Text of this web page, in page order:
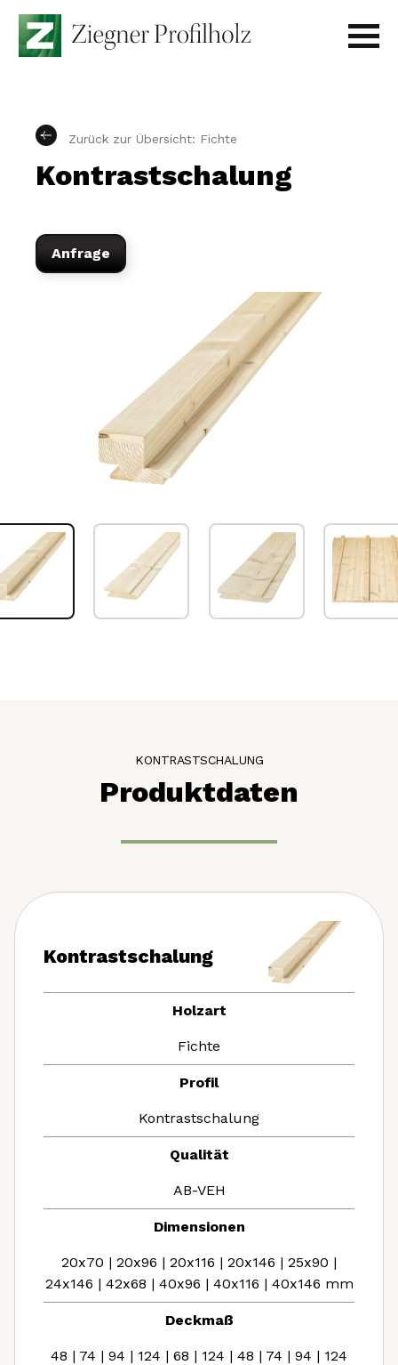
content
Projekte
Unternehmen
Zurück zur Übersicht: Fichte
Kontrastschalung
Anfrage
KONTRASTSCHALUNG
Produktdaten
Kontrastschalung
Holzart
Fichte
Profil
Kontrastschalung
Qualität
AB-VEH
Dimensionen
20x70 | 20x96 | 20x116 | 20x146 | 25x90 |
24x146 | 42x68 | 40x96 | 40x116 | 40x146 mm
Deckmaß
48 | 74 | 94 | 124 | 68 | 124 | 48 | 74 | 94 | 124